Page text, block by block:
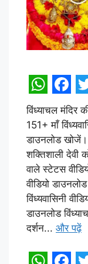
W
h
a
t
s
A
p
p
F
a
c
e
b
o
o
k
T
i
t
t
e
r
विंध्याचल मंदिर
151+ माँ
डाउनलोड
शक्तिशाली देवी
वाले स्टेटस
वीडियो
विंध्यवासिनी
डाउनलोड
दर्शन... और पढ़ें